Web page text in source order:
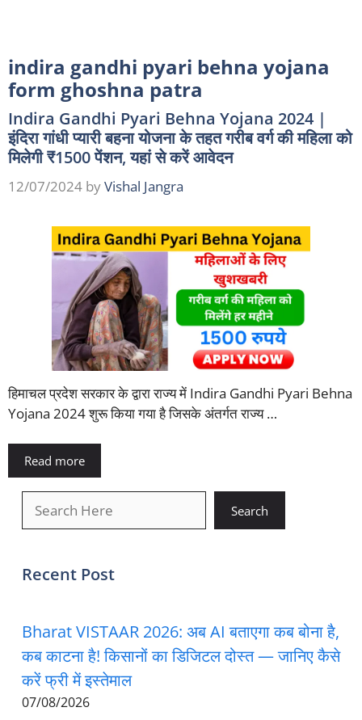
indira gandhi pyari behna yojana
form ghoshna patra
Indira Gandhi Pyari Behna Yojana 2024 |
इंदिरा गांधी प्यारी बहना योजना के तहत गरीब वर्ग की महिला को
मिलेगी ₹1500 पेंशन, यहां से करें आवेदन
12/07/2024 byVishal Jangra
हिमाचल प्रदेश सरकार के द्वारा राज्य में Indira Gandhi Pyari Behna
Yojana 2024 शुरू किया गया है जिसके अंतर्गत राज्य …
Read more
Search
Recent Post
Bharat VISTAAR 2026: अब AI बताएगा कब बोना है,
कब काटना है! किसानों का डिजिटल दोस्त — जानिए कैसे
करें फ्री में इस्तेमाल
07/08/2026